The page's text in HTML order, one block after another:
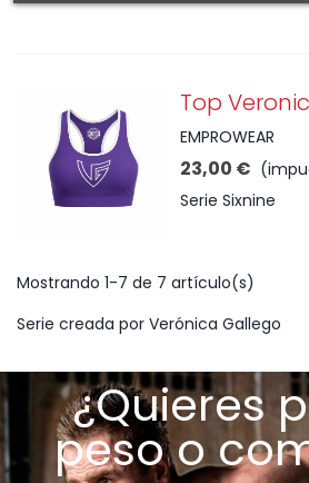
Top
EMPROWEAR
23,00 €
Serie Sixnine
Mostrando 1-7 de 7 artículo(s)
Serie creada por Verónica Gallego
¿Quieres
peso o